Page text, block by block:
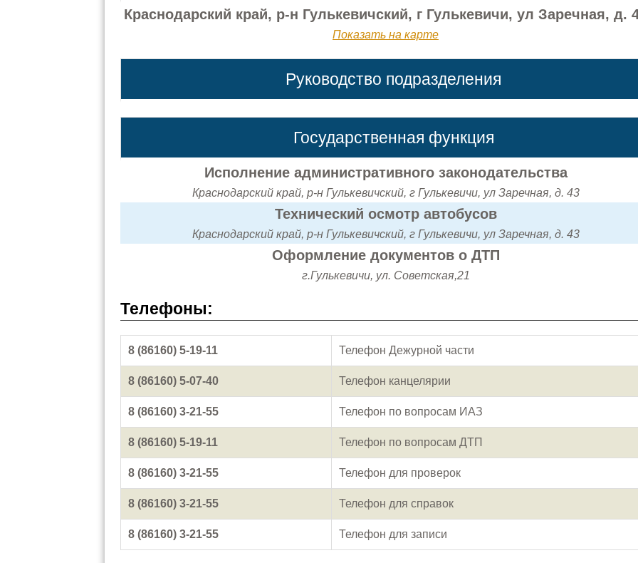
Краснодарский край, р-н Гулькевичский, г Гулькевичи, ул Заречная, д.
Показать на карте
Руководство подразделения
Государственная функция
Исполнение административного законодательства
Краснодарский край, р-н Гулькевичский, г Гулькевичи, ул Заречная, д. 43
Технический осмотр автобусов
Краснодарский край, р-н Гулькевичский, г Гулькевичи, ул Заречная, д. 43
Оформление документов о ДТП
г.Гулькевичи, ул. Советская,21
Телефоны:
8 (86160) 5-19-11 Телефон Дежурной части
8 (86160) 5-07-40 Телефон канцелярии
8 (86160) 3-21-55 Телефон по вопросам ИАЗ
8 (86160) 5-19-11 Телефон по вопросам ДТП
8 (86160) 3-21-55 Телефон для проверок
8 (86160) 3-21-55 Телефон для справок
8 (86160) 3-21-55 Телефон для записи